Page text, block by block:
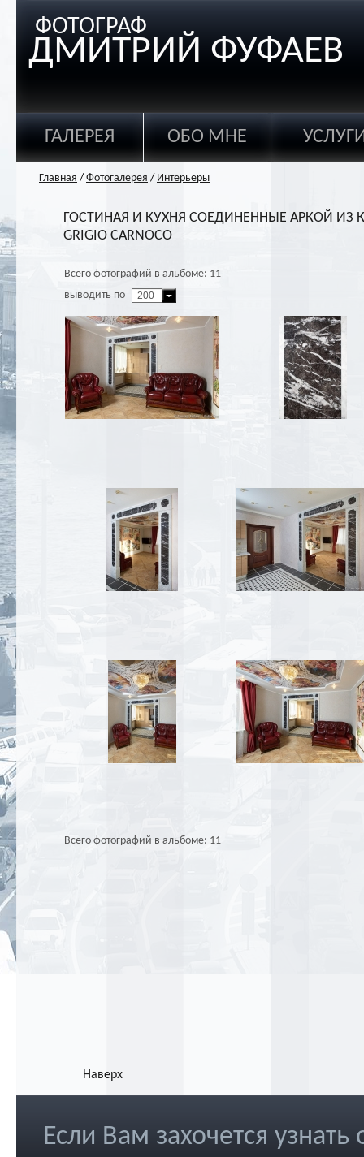
ФОТОГРАФ
ДМИТРИЙ ФУФАЕВ
ГАЛЕРЕЯ ОБО МНЕ
Главная / Фотогалерея / Интерьеры
ГОСТИНАЯ И КУХНЯ СОЕДИНЕННЫЕ АРКОЙ ИЗ
GRIGIO CARNOCO
Всего фотографий в альбоме: 11
выводить по
200
Всего фотографий в альбоме: 11
Наверх
Если Вам захочется